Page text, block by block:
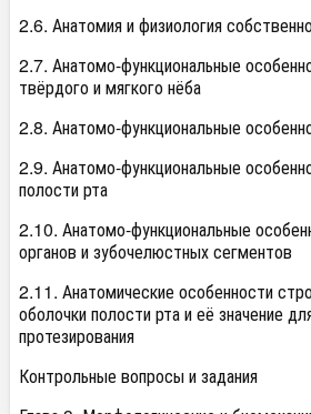
2.6. Анатомия и физиология
2.7. Анатомо-функциональные
твёрдого и мягкого нёба
2.8. Анатомо-функциональные
2.9. Анатомо-функциональные
полости рта
2.10. Анатомо-функциональные
органов и зубочелюстных сегментов
2.11. Анатомические особенности
оболочки полости рта и её значение
протезирования
Контрольные вопросы и задания